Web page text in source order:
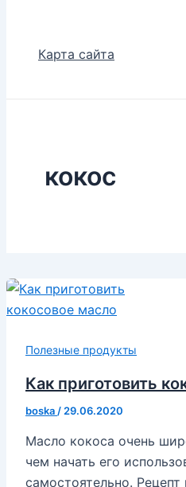
Карта сайта
кокос
Полезные продукты
Как приготовить
boska / 29.06.2020
Масло кокоса очень
чем начать его
самостоятельно.